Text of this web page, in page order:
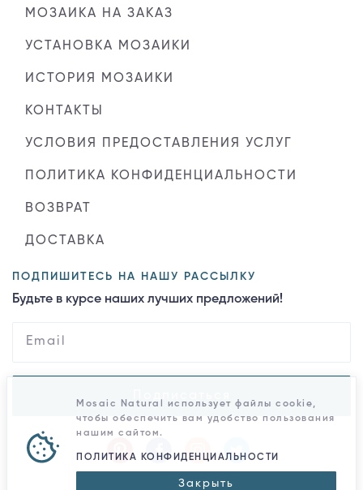
МОЗАИКА НА ЗАКАЗ
УСТАНОВКА МОЗАИКИ
ИСТОРИЯ МОЗАИКИ
КОНТАКТЫ
УСЛОВИЯ ПРЕДОСТАВЛЕНИЯ УСЛУГ
ПОЛИТИКА КОНФИДЕНЦИАЛЬНОСТИ
ВОЗВРАТ
ДОСТАВКА
ПОДПИШИТЕСЬ НА НАШУ РАССЫЛКУ
Будьте в курсе наших лучших предложений!
Mosaic Natural использует файлы cookie,
чтобы обеспечить вам удобство пользования
нашим сайтом.
ПОЛИТИКА КОНФИДЕНЦИАЛЬНОСТИ
Закрыть